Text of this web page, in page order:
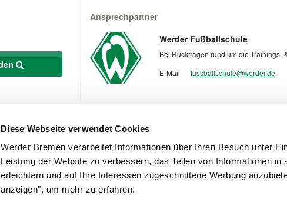
Diese Webseite verwendet Cookies
Werder Bremen verarbeitet Informationen über Ihren Besuch unter
Leistung der Website zu verbessern, das Teilen von Informationen in
erleichtern und auf Ihre Interessen zugeschnittene Werbung
anzeigen", um mehr zu erfahren.
Ansprechpartner
Werder Fußballschule
Bei Rückfragen rund um die Trainings-
E-Mail
fussballschule@werder.de
Weitere Veranstaltungen entdecken (PROFI